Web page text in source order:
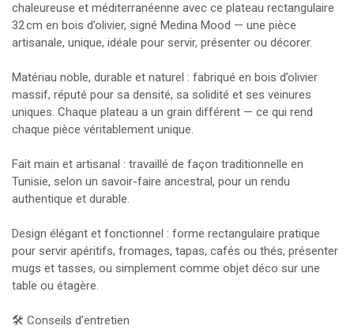
chaleureuse et méditerranéenne avec ce plateau rectangulaire
32 cm en bois d’olivier, signé Medina Mood — une pièce
artisanale, unique, idéale pour servir, présenter ou décorer.
Matériau noble, durable et naturel : fabriqué en bois d’olivier
massif, réputé pour sa densité, sa solidité et ses veinures
uniques. Chaque plateau a un grain différent — ce qui rend
chaque pièce véritablement unique.
Fait main et artisanal : travaillé de façon traditionnelle en
Tunisie, selon un savoir-faire ancestral, pour un rendu
authentique et durable.
Design élégant et fonctionnel : forme rectangulaire pratique
pour servir apéritifs, fromages, tapas, cafés ou thés, présenter
mugs et tasses, ou simplement comme objet déco sur une
table ou étagère.
🛠️ Conseils d’entretien